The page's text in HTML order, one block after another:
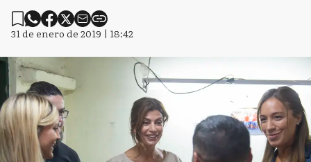
31 de enero de 2019 | 18:42